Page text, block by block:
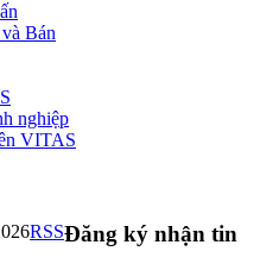
Bán
nghiệp
VITAS
RSSĐăng ký nhận tin